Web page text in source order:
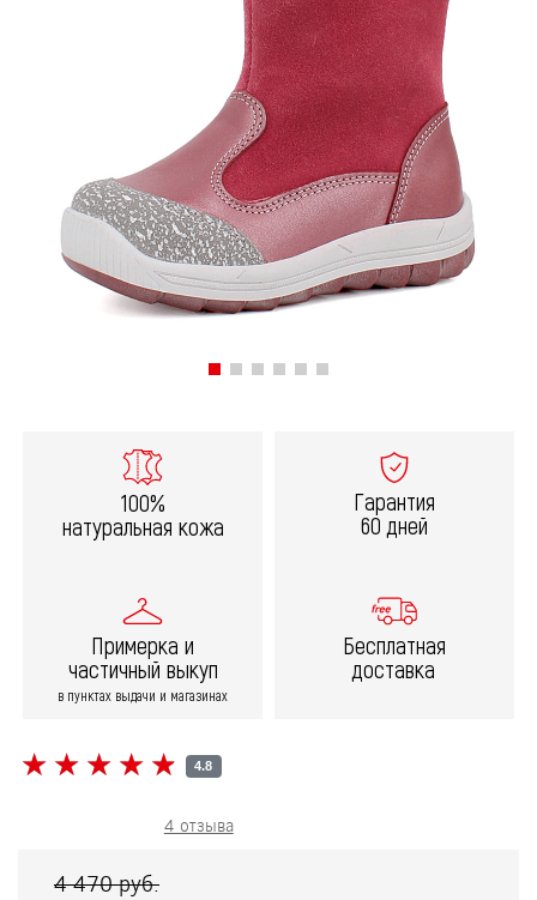
100%
натуральная кожа
Гарантия
60 дней
Примерка и
частичный выкуп
в пунктах выдачи и магазинах
Бесплатная
доставка
★ ★ ★ ★ ★
★ ★ ★ ★ ★ 4.8
4 отзыва
4 470 pуб.